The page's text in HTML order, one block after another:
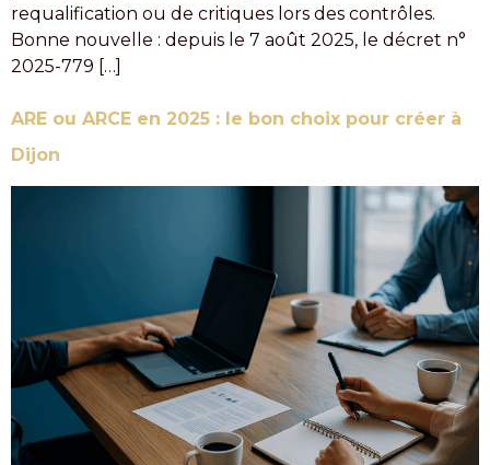
requalification ou de critiques lors des contrôles.
Bonne nouvelle : depuis le 7 août 2025, le décret n°
2025-779 […]
ARE ou ARCE en 2025 : le bon choix pour créer à
Dijon